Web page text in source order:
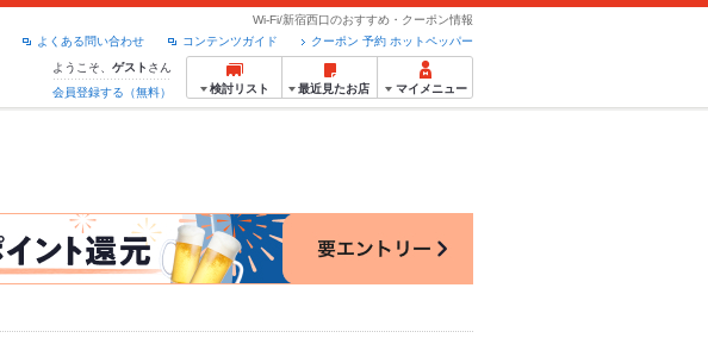
Wi-Fi/新宿西口のおすすめ・クーポン情報
クーポン 予約 ホットペッパー
コンテンツガイド
よくある問い合わせ
ようこそ、 ゲスト さん
会員登録する（無料）
検討リスト 最近見たお店 マイメニュー